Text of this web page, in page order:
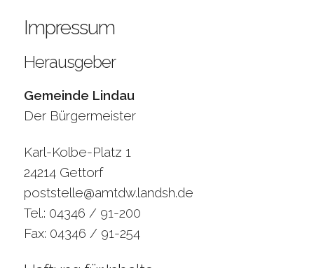
Impressum
Herausgeber
Gemeinde Lindau
Der Bürgermeister
Karl-Kolbe-Platz 1
24214 Gettorf
poststelle@amtdw.landsh.de
Tel.: 04346 / 91-200
Fax: 04346 / 91-254